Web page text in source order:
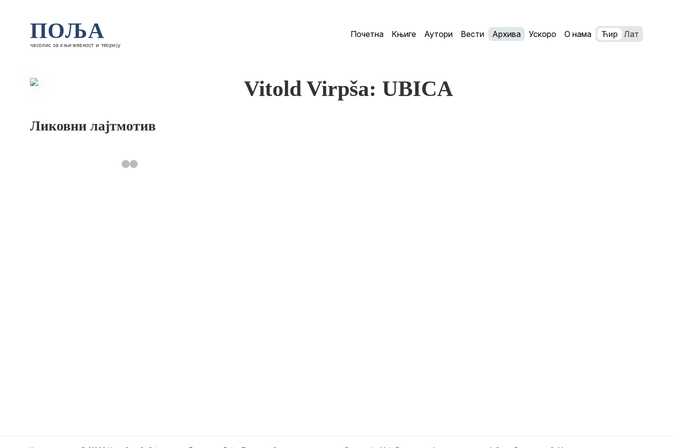
ПОЉА
часопис за књижевност и теорију
Почетна Књиге Аутори Вести Архива Ускоро О нама Ћир Лат
Ликовни лајтмотив
Vitold Virpša: UBICA